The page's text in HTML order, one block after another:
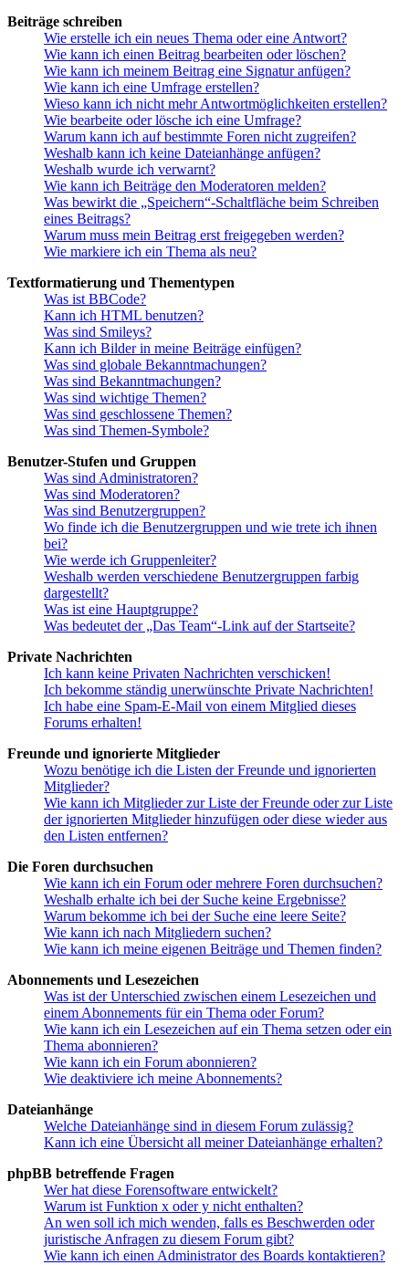
Beiträge schreiben
Wie erstelle ich ein neues Thema oder eine Antwort?
Wie kann ich einen Beitrag bearbeiten oder löschen?
Wie kann ich meinem Beitrag eine Signatur anfügen?
Wie kann ich eine Umfrage erstellen?
Wieso kann ich nicht mehr Antwortmöglichkeiten erstellen?
Wie bearbeite oder lösche ich eine Umfrage?
Warum kann ich auf bestimmte Foren nicht zugreifen?
Weshalb kann ich keine Dateianhänge anfügen?
Weshalb wurde ich verwarnt?
Wie kann ich Beiträge den Moderatoren melden?
Was bewirkt die „Speichern“-Schaltfläche beim Schreiben
eines Beitrags?
Warum muss mein Beitrag erst freigegeben werden?
Wie markiere ich ein Thema als neu?
Textformatierung und Thementypen
Was ist BBCode?
Kann ich HTML benutzen?
Was sind Smileys?
Kann ich Bilder in meine Beiträge einfügen?
Was sind globale Bekanntmachungen?
Was sind Bekanntmachungen?
Was sind wichtige Themen?
Was sind geschlossene Themen?
Was sind Themen-Symbole?
Benutzer-Stufen und Gruppen
Was sind Administratoren?
Was sind Moderatoren?
Was sind Benutzergruppen?
Wo finde ich die Benutzergruppen und wie trete ich ihnen
bei?
Wie werde ich Gruppenleiter?
Weshalb werden verschiedene Benutzergruppen farbig
dargestellt?
Was ist eine Hauptgruppe?
Was bedeutet der „Das Team“-Link auf der Startseite?
Private Nachrichten
Ich kann keine Privaten Nachrichten verschicken!
Ich bekomme ständig unerwünschte Private Nachrichten!
Ich habe eine Spam-E-Mail von einem Mitglied dieses
Forums erhalten!
Freunde und ignorierte Mitglieder
Wozu benötige ich die Listen der Freunde und ignorierten
Mitglieder?
Wie kann ich Mitglieder zur Liste der Freunde oder zur Liste
der ignorierten Mitglieder hinzufügen oder diese wieder aus
den Listen entfernen?
Die Foren durchsuchen
Wie kann ich ein Forum oder mehrere Foren durchsuchen?
Weshalb erhalte ich bei der Suche keine Ergebnisse?
Warum bekomme ich bei der Suche eine leere Seite?
Wie kann ich nach Mitgliedern suchen?
Wie kann ich meine eigenen Beiträge und Themen finden?
Abonnements und Lesezeichen
Was ist der Unterschied zwischen einem Lesezeichen und
einem Abonnements für ein Thema oder Forum?
Wie kann ich ein Lesezeichen auf ein Thema setzen oder ein
Thema abonnieren?
Wie kann ich ein Forum abonnieren?
Wie deaktiviere ich meine Abonnements?
Dateianhänge
Welche Dateianhänge sind in diesem Forum zulässig?
Kann ich eine Übersicht all meiner Dateianhänge erhalten?
phpBB betreffende Fragen
Wer hat diese Forensoftware entwickelt?
Warum ist Funktion x oder y nicht enthalten?
An wen soll ich mich wenden, falls es Beschwerden oder
juristische Anfragen zu diesem Forum gibt?
Wie kann ich einen Administrator des Boards kontaktieren?